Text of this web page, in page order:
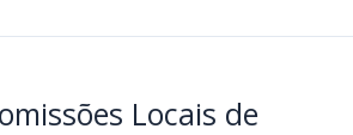
Locais de